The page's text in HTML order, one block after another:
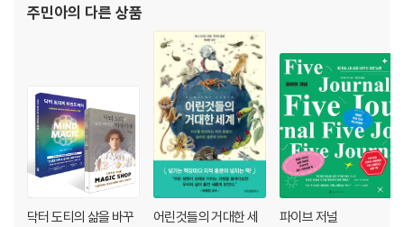
견한 11가지 삶의 비밀』, 『나눔의 행복』,
주민아의 다른 상품
닥터 도티의 삶을 바꾸
어린것들의 거대한 세
파이브 저널